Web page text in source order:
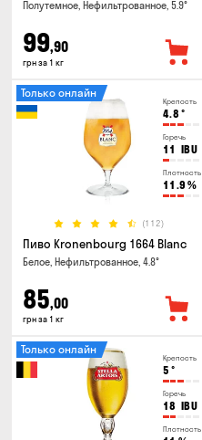
Полутемное, Нефильтрованное, 5.9°
99,90
грн за 1 кг
Крепость
4.8 °
Горечь
11 IBU
Плотность
11.9 %
(112)
Только онлайн
Пиво Kronenbourg 1664 Blanc
Белое, Нефильтрованное, 4.8°
85,00
грн за 1 кг
Крепость
5 °
Горечь
18 IBU
Плотность
Только онлайн